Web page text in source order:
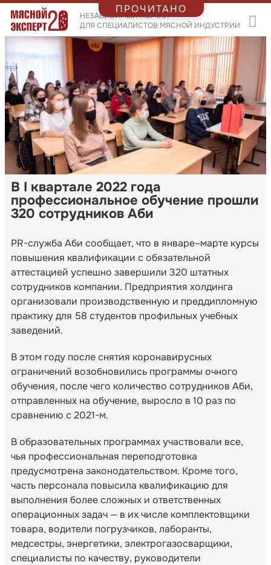
НЕЗАВИСИМЫЙ ПОРТАЛ
ДЛЯ СПЕЦИАЛИСТОВ МЯСНОЙ ИНДУСТРИИ
В I квартале 2022 года
профессиональное обучение прошли
320 сотрудников Аби
PR-служба Аби сообщает, что в январе–марте курсы
повышения квалификации с обязательной
аттестацией успешно завершили 320 штатных
сотрудников компании. Предприятия холдинга
организовали производственную и преддипломную
практику для 58 студентов профильных учебных
заведений.
В этом году после снятия коронавирусных
ограничений возобновились программы очного
обучения, после чего количество сотрудников Аби,
отправленных на обучение, выросло в 10 раз по
сравнению с 2021-м.
В образовательных программах участвовали все,
чья профессиональная переподготовка
предусмотрена законодательством. Кроме того,
часть персонала повысила квалификацию для
выполнения более сложных и ответственных
операционных задач — в их числе комплектовщики
товара, водители погрузчиков, лаборанты,
медсестры, энергетики, электрогазосварщики,
специалисты по качеству, руководители
ПРОЧИТАНО